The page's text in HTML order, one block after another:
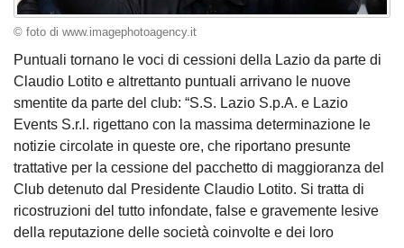
© foto di www.imagephotoagency.it
Puntuali tornano le voci di cessioni della Lazio da parte di
Claudio Lotito e altrettanto puntuali arrivano le nuove
smentite da parte del club: “S.S. Lazio S.p.A. e Lazio
Events S.r.l. rigettano con la massima determinazione le
notizie circolate in queste ore, che riportano presunte
trattative per la cessione del pacchetto di maggioranza del
Club detenuto dal Presidente Claudio Lotito. Si tratta di
ricostruzioni del tutto infondate, false e gravemente lesive
della reputazione delle società coinvolte e dei loro